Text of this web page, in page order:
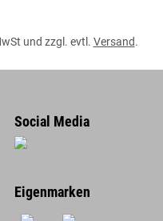
und zzgl. evtl. Versand.
Social Media
Eigenmarken